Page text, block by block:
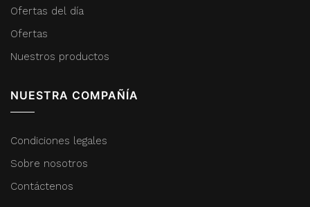
Ofertas del día
Ofertas
Nuestros productos
NUESTRA COMPAÑÍA
Condiciones legales
Sobre nosotros
Contáctenos